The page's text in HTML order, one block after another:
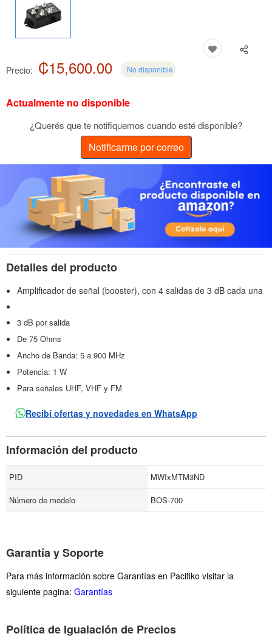
Precio: ₡15,600.00 No disponible
Actualmente no disponible
¿Querés que te notifiquemos cuando esté disponible?
Notificarme por correo
Detalles del producto
Amplificador de señal (booster), con 4 salidas de 3 dB cada una
3 dB por salida
De 75 Ohms
Ancho de Banda: 5 a 900 MHz
Potencia: 1 W
Para señales UHF, VHF y FM
Recibí ofertas y novedades en WhatsApp
Información del producto
PID
MWIxMTM3ND
Número de modelo
BOS-700
Garantía y Soporte
Para más información sobre Garantías en Pacifiko visitar la
siguiente pagina: Garantías
Política de Igualación de Precios